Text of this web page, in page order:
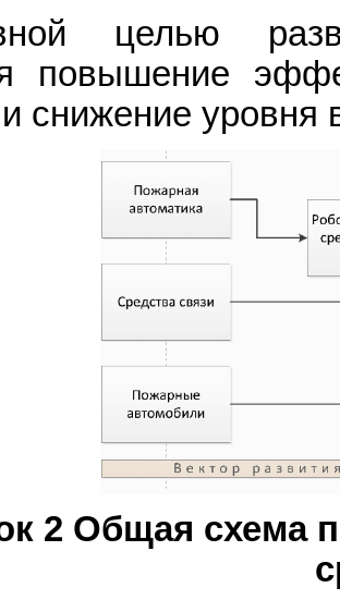
целью
повышение
и снижение
2 Общая схема